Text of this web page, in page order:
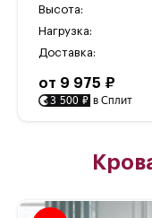
Высота:
Нагрузка:
Доставка:
от 9 975 ₽
3 500 ₽ в Сплит